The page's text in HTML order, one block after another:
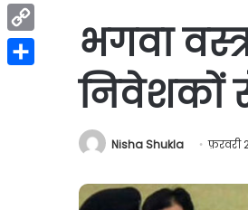
भगवा
निवेशकों
Nisha Shukla फ़रवरी
Email
Copy
Link